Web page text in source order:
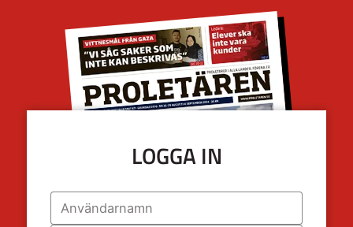
LOGGA IN